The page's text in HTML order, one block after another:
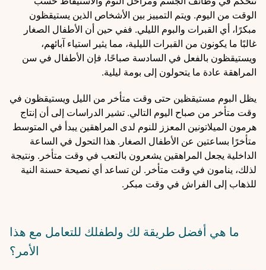
الوقت من اليوم. ويتم التمييز بين الأشخاص الذين يستيقظون
مبكرًا، أي القبرات والبوم الليلي. ففي حين أن الأطفال الصغار
غالبًا ما يكونون من القبرات الليلية، مما يثير استياء آبائهم،
ويستيقظون بالفعل في السادسة صباحًا، فإن الأطفال في سن
المراهقة عادة ما يتحولون إلى بومة ليلية.
يظل البوم مستيقظين حتى وقت متأخر من الليل ويستيقظون في
وقت متأخر من صباح اليوم التالي. تشير الدراسات إلى أن إنتاج
هرمون الميلاتونين المعزز للنوم لدى المراهقين يبدأ في المتوسط
متأخرًا بساعتين عن الأطفال الصغار. هذا التحول في الساعة
الداخلية يجعل المراهقين يشعرون بالتعب في وقت متأخر. ونتيجة
لذلك، ينامون في وقت متأخر. لن تساعد أي نصيحة حسنة النية
للذهاب إلى الفراش في وقت مبكر.
ما هي أفضل طريقة لك ولطفلك للتعامل مع هذا
الأمر؟